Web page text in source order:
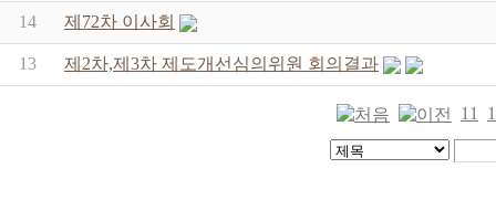
14 제72차 이사회
13 제2차,제3차 제도개선심의위원 회의결과
11